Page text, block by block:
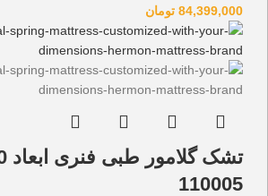
84,399,000 تومان
110005